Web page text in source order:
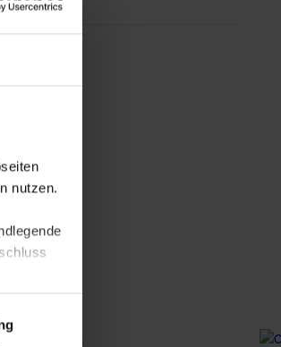
nutzen.
wir